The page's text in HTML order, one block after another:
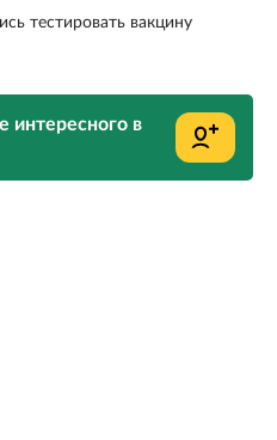
тестировать вакцину
интересного в